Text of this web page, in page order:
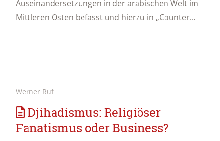
Auseinandersetzungen in der arabischen Welt im
Mittleren Osten befasst und hierzu in „Counter...
Werner Ruf
Djihadismus: Religiöser
Fanatismus oder Business?